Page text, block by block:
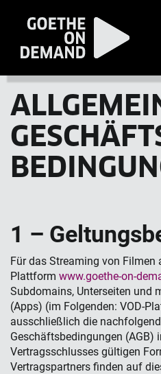
1 –
Für das Streaming von Filmen
Plattform www.goethe-on-
Subdomains, Unterseiten und
(Apps) (im Folgenden: VOD-
ausschließlich die
Geschäftsbedingungen (AGB)
Vertragsschlusses gültigen
Vertragspartners finden auf